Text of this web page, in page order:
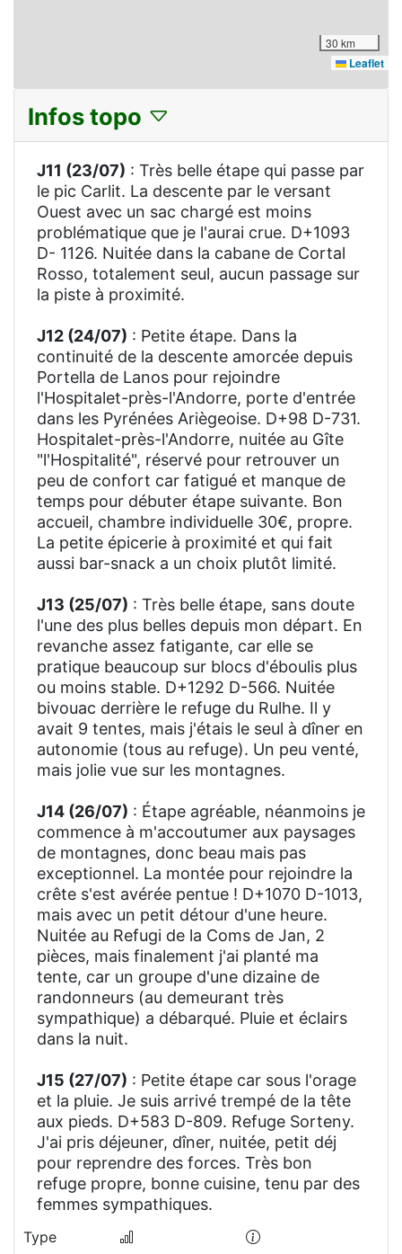
30 km
Leaflet
Infos topo
J11 (23/07) : Très belle étape qui passe par
le pic Carlit. La descente par le versant
Ouest avec un sac chargé est moins
problématique que je l'aurai crue. D+1093
D- 1126. Nuitée dans la cabane de Cortal
Rosso, totalement seul, aucun passage sur
la piste à proximité.
J12 (24/07) : Petite étape. Dans la
continuité de la descente amorcée depuis
Portella de Lanos pour rejoindre
l'Hospitalet-près-l'Andorre, porte d'entrée
dans les Pyrénées Ariègeoise. D+98 D-731.
Hospitalet-près-l'Andorre, nuitée au Gîte
"l'Hospitalité", réservé pour retrouver un
peu de confort car fatigué et manque de
temps pour débuter étape suivante. Bon
accueil, chambre individuelle 30€, propre.
La petite épicerie à proximité et qui fait
aussi bar-snack a un choix plutôt limité.
J13 (25/07) : Très belle étape, sans doute
l'une des plus belles depuis mon départ. En
revanche assez fatigante, car elle se
pratique beaucoup sur blocs d'éboulis plus
ou moins stable. D+1292 D-566. Nuitée
bivouac derrière le refuge du Rulhe. Il y
avait 9 tentes, mais j'étais le seul à dîner en
autonomie (tous au refuge). Un peu venté,
mais jolie vue sur les montagnes.
J14 (26/07) : Étape agréable, néanmoins je
commence à m'accoutumer aux paysages
de montagnes, donc beau mais pas
exceptionnel. La montée pour rejoindre la
crête s'est avérée pentue ! D+1070 D-1013,
mais avec un petit détour d'une heure.
Nuitée au Refugi de la Coms de Jan, 2
pièces, mais finalement j'ai planté ma
tente, car un groupe d'une dizaine de
randonneurs (au demeurant très
sympathique) a débarqué. Pluie et éclairs
dans la nuit.
J15 (27/07) : Petite étape car sous l'orage
et la pluie. Je suis arrivé trempé de la tête
aux pieds. D+583 D-809. Refuge Sorteny.
J'ai pris déjeuner, dîner, nuitée, petit déj
pour reprendre des forces. Très bon
refuge propre, bonne cuisine, tenu par des
femmes sympathiques.
Type